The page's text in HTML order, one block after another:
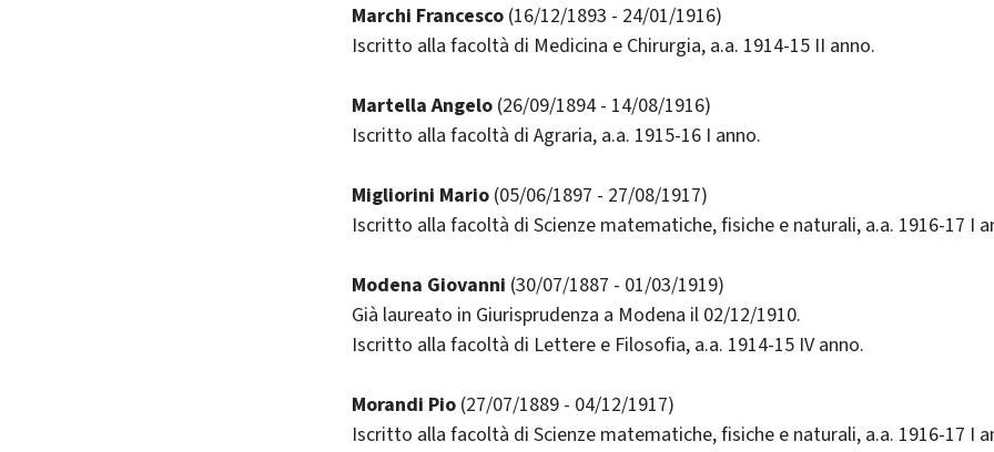
Marchi Francesco (16/12/1893 - 24/01/1916)
Iscritto alla facoltà di Medicina e Chirurgia, a.a. 1914-15 II anno.
Martella Angelo (26/09/1894 - 14/08/1916)
Iscritto alla facoltà di Agraria, a.a. 1915-16 I anno.
Migliorini Mario (05/06/1897 - 27/08/1917)
Iscritto alla facoltà di Scienze matematiche, fisiche e naturali, a.a. 1916-17 I
Modena Giovanni (30/07/1887 - 01/03/1919)
Già laureato in Giurisprudenza a Modena il 02/12/1910.
Iscritto alla facoltà di Lettere e Filosofia, a.a. 1914-15 IV anno.
Morandi Pio (27/07/1889 - 04/12/1917)
Iscritto alla facoltà di Scienze matematiche, fisiche e naturali, a.a. 1916-17 I